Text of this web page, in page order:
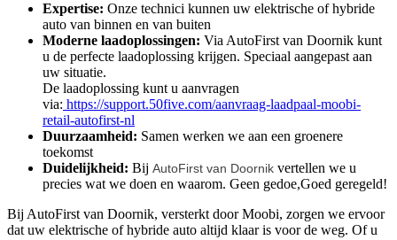
Expertise: Onze technici kunnen uw elektrische of hybride
auto van binnen en van buiten
Moderne laadoplossingen: Via AutoFirst van Doornik kunt
u de perfecte laadoplossing krijgen. Speciaal aangepast aan
uw situatie.
De laadoplossing kunt u aanvragen
via: https://support.50five.com/aanvraag-laadpaal-moobi-
retail-autofirst-nl
Duurzaamheid: Samen werken we aan een groenere
toekomst
Duidelijkheid: Bij AutoFirst van Doornik vertellen we u
precies wat we doen en waarom. Geen gedoe,Goed geregeld!
Bij AutoFirst van Doornik, versterkt door Moobi, zorgen we ervoor
dat uw elektrische of hybride auto altijd klaar is voor de weg. Of u